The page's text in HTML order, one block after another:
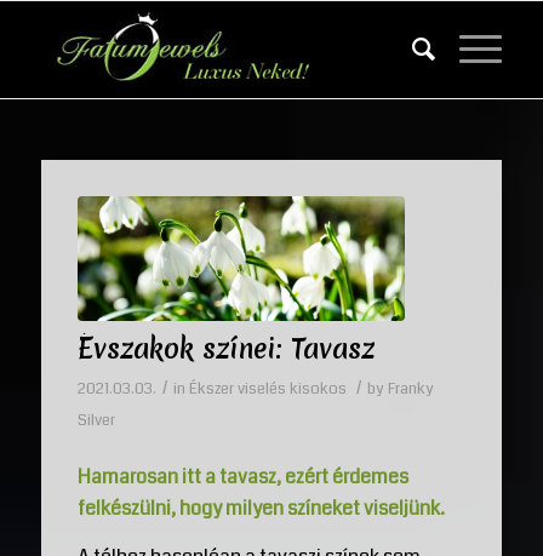
Évszakok színei: Tavasz
2021.03.03. / in Ékszer viselés kisokos / by Franky
Silver
Hamarosan itt a tavasz, ezért érdemes
felkészülni, hogy milyen színeket viseljünk.